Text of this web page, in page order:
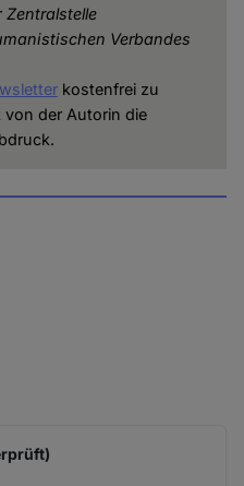
Zentralstelle
Verbandes
kostenfrei zu
der Autorin die